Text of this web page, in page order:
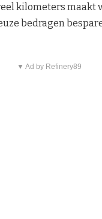
kilometers maakt
bedragen
▼ Ad by Refinery89